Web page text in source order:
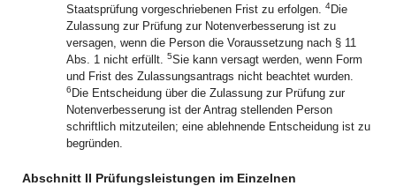
Staatsprüfung vorgeschriebenen Frist zu erfolgen. 4Die
Zulassung zur Prüfung zur Notenverbesserung ist zu
versagen, wenn die Person die Voraussetzung nach § 11
Abs. 1 nicht erfüllt. 5Sie kann versagt werden, wenn Form
und Frist des Zulassungsantrags nicht beachtet wurden.
6 Die Entscheidung über die Zulassung zur Prüfung zur
Notenverbesserung ist der Antrag stellenden Person
schriftlich mitzuteilen; eine ablehnende Entscheidung ist zu
begründen.
Abschnitt II Prüfungsleistungen im Einzelnen